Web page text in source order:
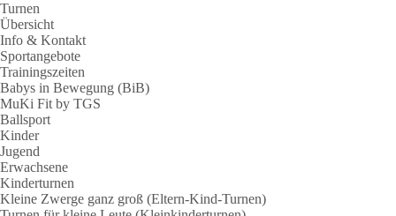
Turnen
Übersicht
Info & Kontakt
Sportangebote
Trainingszeiten
Babys in Bewegung (BiB)
MuKi Fit by TGS
Ballsport
Kinder
Jugend
Erwachsene
Kinderturnen
Kleine Zwerge ganz groß (Eltern-Kind-Turnen)